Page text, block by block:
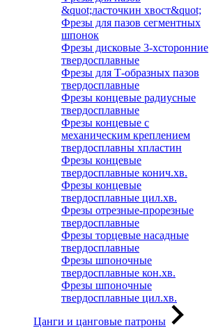
&quot;ласточкин хвост&quot;
Фрезы для пазов сегментных
шпонок
Фрезы дисковые 3-хсторонние
твердосплавные
Фрезы для Т-образных пазов
твердосплавные
Фрезы концевые радиусные
твердосплавные
Фрезы концевые с
механическим креплением
твердосплавны хпластин
Фрезы концевые
твердосплавные конич.хв.
Фрезы концевые
твердосплавные цил.хв.
Фрезы отрезные-прорезные
твердосплавные
Фрезы торцевые насадные
твердосплавные
Фрезы шпоночные
твердосплавные кон.хв.
Фрезы шпоночные
твердосплавные цил.хв.
Цанги и цанговые патроны